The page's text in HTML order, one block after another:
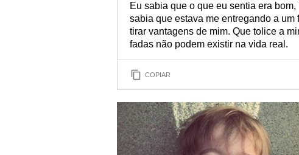
Eu sabia que o que eu sentia era
sabia que estava me entregando a
tirar vantagens de mim. Que tolice a
fadas não podem existir na vida real.
COPIAR